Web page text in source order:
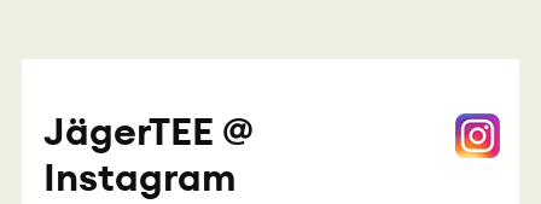
JägerTEE @
Instagram